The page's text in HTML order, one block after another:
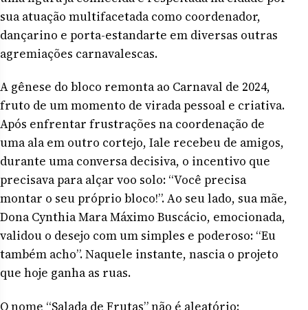
sua atuação multifacetada como coordenador,
dançarino e porta-estandarte em diversas outras
agremiações carnavalescas.
A gênese do bloco remonta ao Carnaval de 2024,
fruto de um momento de virada pessoal e criativa.
Após enfrentar frustrações na coordenação de
uma ala em outro cortejo, Iale recebeu de amigos,
durante uma conversa decisiva, o incentivo que
precisava para alçar voo solo: “Você precisa
montar o seu próprio bloco!”. Ao seu lado, sua mãe,
Dona Cynthia Mara Máximo Buscácio, emocionada,
validou o desejo com um simples e poderoso: “Eu
também acho”. Naquele instante, nascia o projeto
que hoje ganha as ruas.
O nome “Salada de Frutas” não é aleatório;